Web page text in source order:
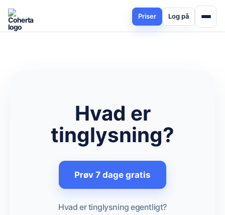
Priser Log på
Hvad er
tinglysning?
Prøv 7 dage gratis
Hvad er tinglysning egentligt?